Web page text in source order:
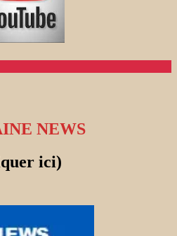
NEWS
ici)